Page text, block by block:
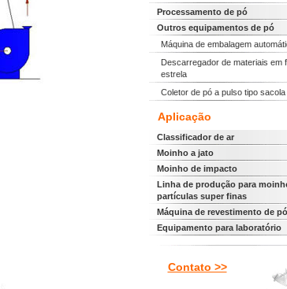
Processamento de pó
Outros equipamentos de pó
Máquina de embalagem
Descarregador de materiais em
estrela
Coletor de pó a pulso tipo sacola
Aplicação
Classificador de ar
Moinho a jato
Moinho de impacto
Linha de produção para
partículas super finas
Máquina de revestimento de pó
Equipamento para laboratório
Contato >>